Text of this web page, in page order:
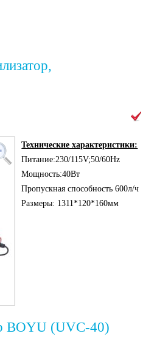
Технические характеристики:
Питание:230/115V;50/60Hz
Мощность:40Вт
Пропускная способность 600л/ч
Размеры: 1311*120*160мм
BOYU (UVC-40)